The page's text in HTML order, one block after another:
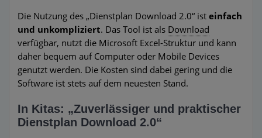
Die Nutzung des „Dienstplan Download 2.0“ isteinfach
und unkompliziert. Das Tool ist als Download
verfügbar, nutzt die Microsoft Excel-Struktur und kann
daher bequem auf Computer oder Mobile Devices
genutzt werden. Die Kosten sind dabei gering und die
Software ist stets auf dem neuesten Stand.
In Kitas: „Zuverlässiger und praktischer
Dienstplan Download 2.0“